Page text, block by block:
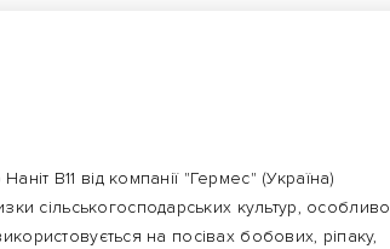
B11 від компанії "Гермес" (Україна)
сільськогосподарських культур, особливо
на посівах бобових, ріпаку,